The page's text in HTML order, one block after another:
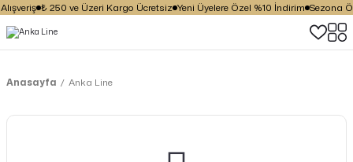
₺ 250 ve Üzeri Kargo Ücretsiz Yeni Üyelere Özel %10 İndirim Sezona
Anasayfa Anka Line